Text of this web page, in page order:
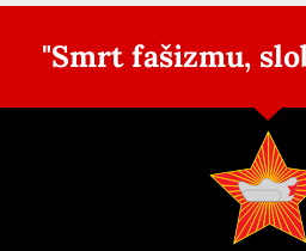
"Smrt fašizmu,